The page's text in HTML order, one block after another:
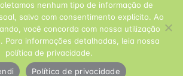
nenhum tipo de informação de
salvo com consentimento explícito. Ao
você concorda com nossa utilização
Para informações detalhadas, leia nossa
política de privacidade.
Política de privacidade